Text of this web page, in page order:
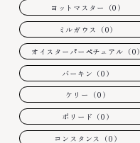
ヨットマスター（0）
ミルガウス（0）
オイスターパーペチュアル（0）
バーキン（0）
ケリー（0）
ボリード（0）
コンスタンス（0）